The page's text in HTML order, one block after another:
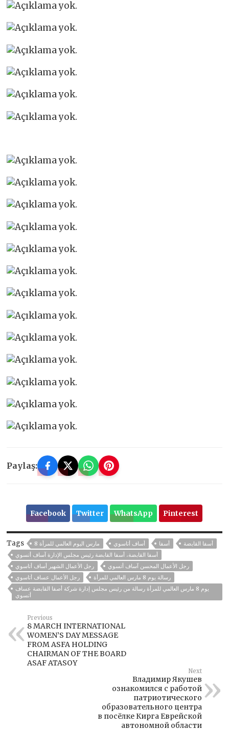
Paylaş:
Facebook Twitter WhatsApp Pinterest
Tags 8 مارس اليوم العالمي للمرأة أساف أتاسوي أسفا
أسفا القابضة
أسفا القابضة، أسفا القابضة رئيس مجلس الإدارة آساف أتسوي
رجل الأعمال الشهير أساف أتاسوي
رجل الأعمال المحسن آساف أتسوي
رجل الأعمال عساف أتاسوي
رسالة يوم 8 مارس العالمي للمرأة
يوم 8 مارس العالمي للمرأة رسالة من رئيس مجلس إدارة شركة أصفا القابضة عساف
أتسوي
Previous
8 MARCH INTERNATIONAL
WOMEN’S DAY MESSAGE
FROM ASFA HOLDING
CHAIRMAN OF THE BOARD
ASAF ATASOY
Next
Владимир Якушев
ознакомился с работой
патриотического
образовательного центра
в посёлке Кирга Еврейской
автономной области